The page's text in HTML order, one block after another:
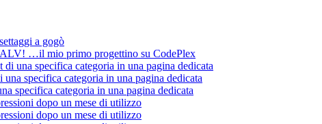
a gogò
…il mio primo progettino su CodePlex
di una specifica categoria in una pagina dedicata
specifica categoria in una pagina dedicata
specifica categoria in una pagina dedicata
dopo un mese di utilizzo
dopo un mese di utilizzo